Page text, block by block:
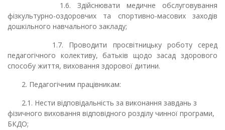
1.6. Здійснювати медичне обслуговування
фізкультурно-оздоровчих та спортивно-масових заходів
дошкільного навчального закладу;
1.7. Проводити просвітницьку роботу серед
педагогічного колективу, батьків щодо засад здорового
способу життя, виховання здорової дитини.
2. Педагогічним працівникам:
2.1. Нести відповідальність за виконання завдань з
фізичного виховання відповідного розділу чинної програми,
БКДО;